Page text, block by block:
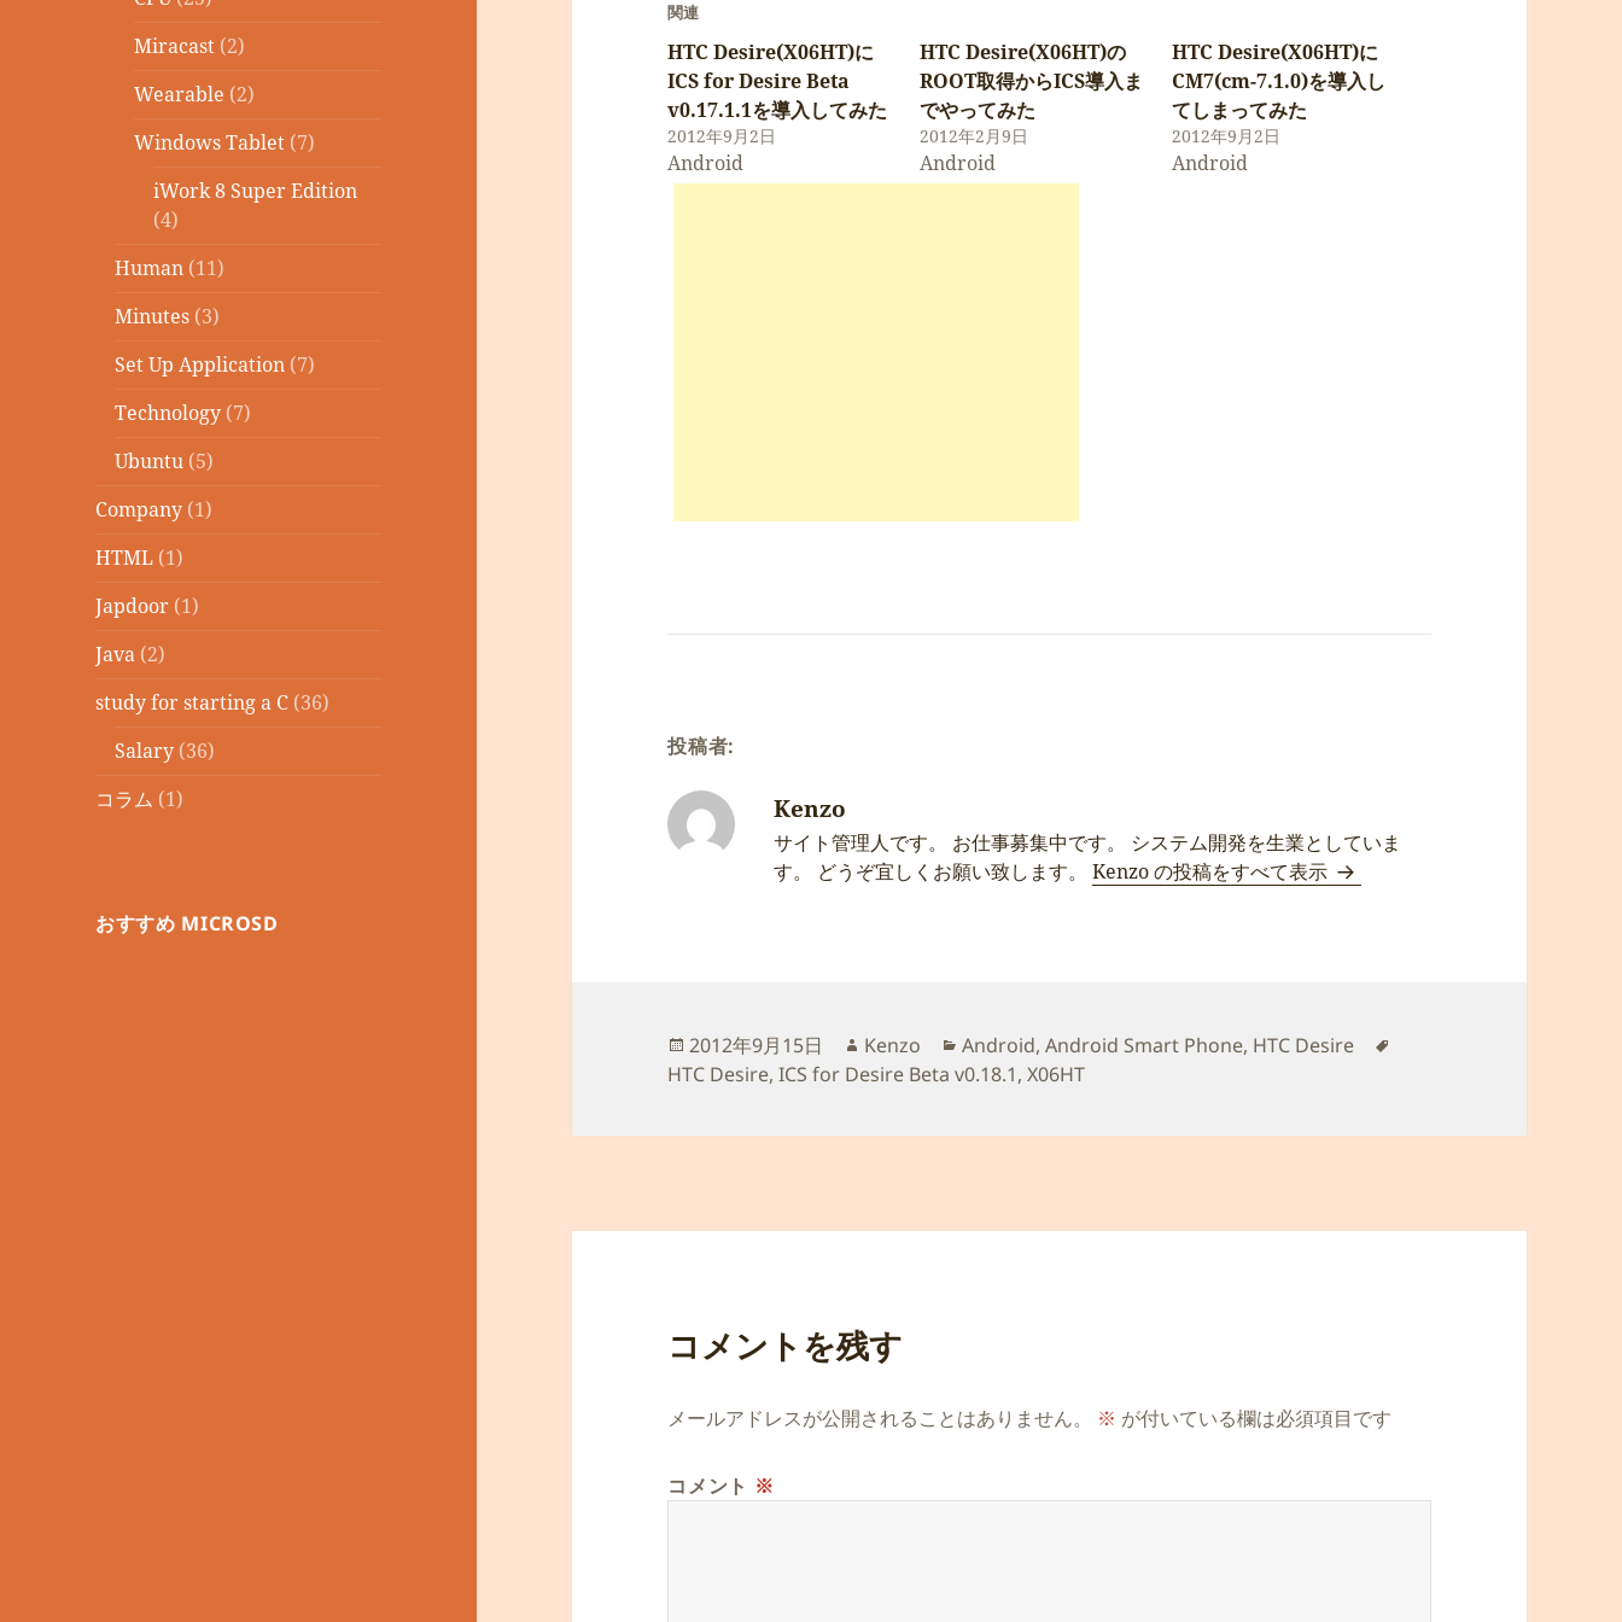
Miracast (2)
Wearable (2)
Windows Tablet (7)
iWork 8 Super Edition
(4)
Human (11)
Minutes (3)
Set Up Application (7)
Technology (7)
Ubuntu (5)
Company (1)
HTML (1)
Japdoor (1)
Java (2)
study for starting a C (36)
Salary (36)
コラム (1)
おすすめ MICROSD
関連
HTC Desire(X06HT)に
ICS for Desire Beta
v0.17.1.1を導入してみた
2012年9月2日
Android
HTC Desire(X06HT)の
ROOT取得からICS導入ま
でやってみた
2012年2月9日
Android
HTC Desire(X06HT)に
CM7(cm-7.1.0)を導入し
てしまってみた
2012年9月2日
Android
投稿者:
Kenzo
サイト管理人です。 お仕事募集中です。 システム開発を生業としていま
す。 どうぞ宜しくお願い致します。Kenzo の投稿をすべて表示
投
稿
2012年9月15日
作
成
Kenzo
カ
テ
リ
Android,Android Smart Phone, HTC Desire
HTC Desire,ICS for Desire Beta v0.18.1,X06HT
コメントを残す
メールアドレスが公開されることはありません。 ※ が付いている欄は必須項目です
コメント ※